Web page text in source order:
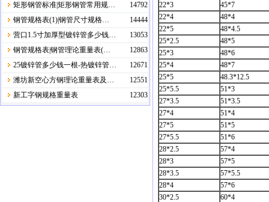
矩形钢管标准|矩形钢管常用规…
14792
钢管规格表(1)|钢管尺寸规格…
14444
营口1.5寸加厚型镀锌管多少钱…
13053
钢管规格表|钢管理论重量表(…
12863
25镀锌管多少钱一根-热镀锌管…
12671
潍坊新空心方钢理论重量表及…
12551
新工字钢规格重量表
12303
22*3
45*7
22*4
48*4
22*5
48*4.5
25*2.5
48*5
25*3
48*6
25*4
48*7
25*5
48.3*12.5
25*5.5
51*3
27*3.5
51*3.5
27*4
51*4
27*5
51*5
27*5.5
51*6
28*2.5
57*4
28*3
57*5
28*3.5
57*5.5
28*4
57*6
30*2.5
60*4